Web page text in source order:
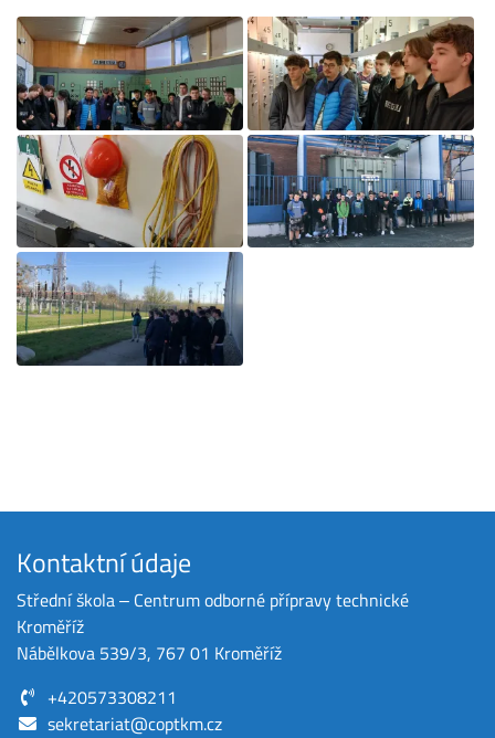
Kontaktní údaje
Střední škola ‒ Centrum odborné přípravy technické
Kroměříž
Nábělkova 539/3, 767 01 Kroměříž
+420573308211
sekretariat@coptkm.cz